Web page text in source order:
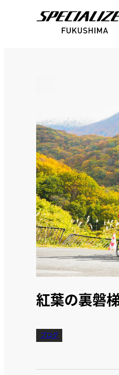
紅葉の裏磐
ブログ